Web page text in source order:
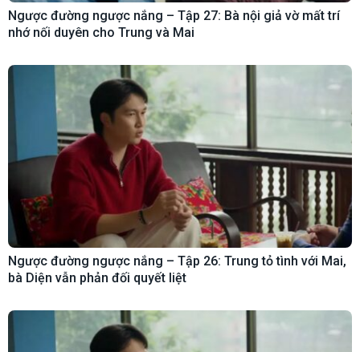
Ngược đường ngược nắng – Tập 27: Bà nội giả vờ mất trí
nhớ nối duyên cho Trung và Mai
Ngược đường ngược nắng – Tập 26: Trung tỏ tình với Mai,
bà Diện vẫn phản đối quyết liệt